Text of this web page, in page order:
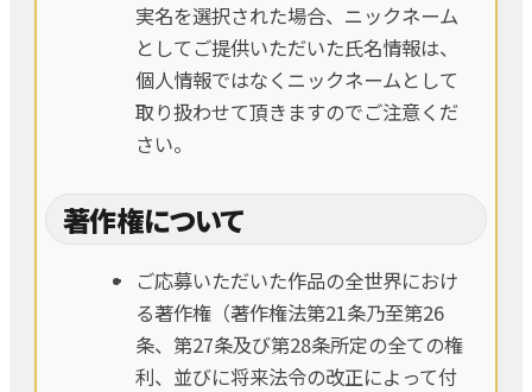
実名を選択された場合、ニックネーム
としてご提供いただいた氏名情報は、
個人情報ではなくニックネームとして
取り扱わせて頂きますのでご注意くだ
さい。
著作権について
ご応募いただいた作品の全世界におけ
る著作権（著作権法第21条乃至第26
条、第27条及び第28条所定の全ての権
利、並びに将来法令の改正によって付